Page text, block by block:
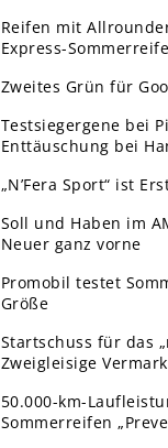
Reifen mit
Express-
Zweites Grün für
Testsiegergene bei
Enttäuschung bei
„N’Fera Sport“ ist
Soll und Haben im
Neuer ganz vorne
Promobil testet
Größe
Startschuss für das
Zweigleisige
50.000-km-
Sommerreifen